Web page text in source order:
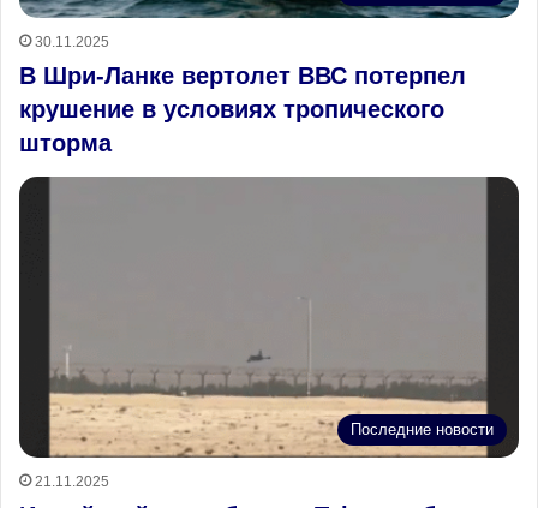
30.11.2025
В Шри-Ланке вертолет ВВС потерпел
крушение в условиях тропического
шторма
Последние новости
21.11.2025